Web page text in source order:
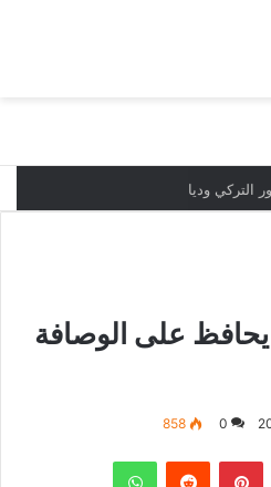
التركي وديا
على الوصافة
0
858
بينتيريست واتساب